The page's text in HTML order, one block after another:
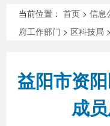
新闻中心
当前位置：首页 >信息
府工作部门 > 区科技局
益阳市资
成